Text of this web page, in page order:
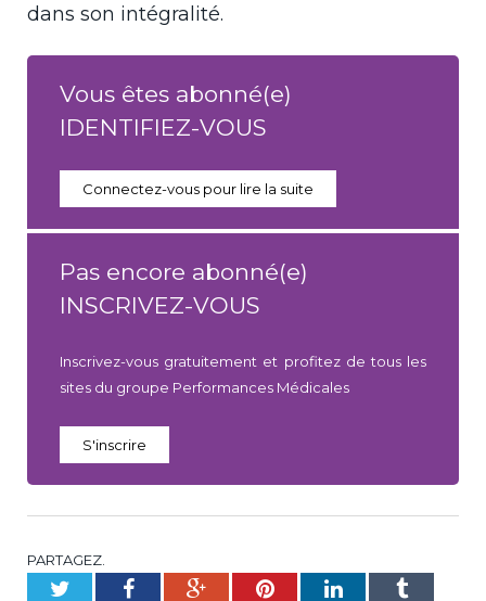
dans son intégralité.
Vous êtes abonné(e)
IDENTIFIEZ-VOUS
Connectez-vous pour lire la suite
Pas encore abonné(e)
INSCRIVEZ-VOUS
Inscrivez-vous gratuitement et profitez de tous les
sites du groupe Performances Médicales
S'inscrire
PARTAGEZ.
TwitterFacebookGoogle+PinterestLinkedInTumblr